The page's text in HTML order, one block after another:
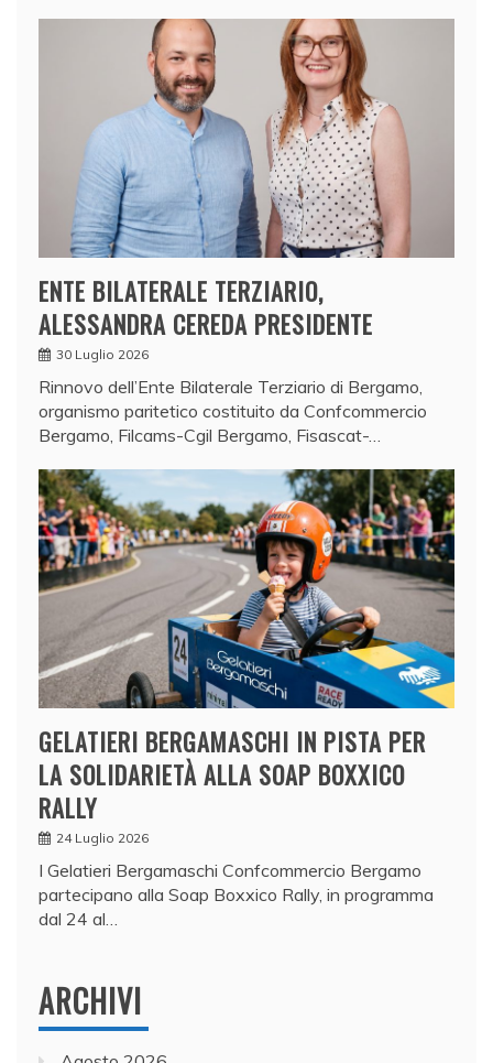
ENTE BILATERALE TERZIARIO,
ALESSANDRA CEREDA PRESIDENTE
30 Luglio 2026
Rinnovo dell’Ente Bilaterale Terziario di Bergamo,
organismo paritetico costituito da Confcommercio
Bergamo, Filcams-Cgil Bergamo, Fisascat-…
GELATIERI BERGAMASCHI IN PISTA PER
LA SOLIDARIETÀ ALLA SOAP BOXXICO
RALLY
24 Luglio 2026
I Gelatieri Bergamaschi Confcommercio Bergamo
partecipano alla Soap Boxxico Rally, in programma
dal 24 al…
ARCHIVI